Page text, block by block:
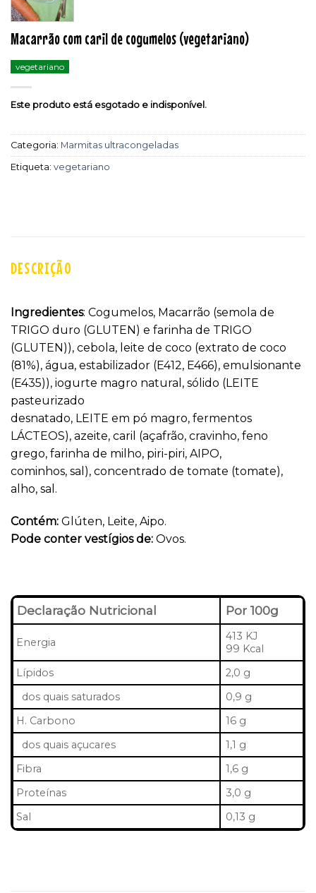
Macarrão com caril de cogumelos (vegetariano)
vegetariano
Este produto está esgotado e indisponível.
Categoria: Marmitas ultracongeladas
Etiqueta: vegetariano
DESCRIÇÃO
Ingredientes: Cogumelos, Macarrão (semola de
TRIGO duro (GLUTEN) e farinha de TRIGO
(GLUTEN)), cebola, leite de coco (extrato de coco
(81%), água, estabilizador (E412, E466), emulsionante
(E435)), iogurte magro natural, sólido (LEITE
pasteurizado
desnatado, LEITE em pó magro, fermentos
LÁCTEOS), azeite, caril (açafrão, cravinho, feno
grego, farinha de milho, piri-piri, AIPO,
cominhos, sal), concentrado de tomate (tomate),
alho, sal.
Contém: Glúten, Leite, Aipo.
Pode conter vestígios de: Ovos.
Declaração Nutricional Por 100g
Energia
413 KJ
99 Kcal
Lípidos
2,0 g
dos quais saturados
0,9 g
H. Carbono
16 g
dos quais açucares
1,1 g
Fibra
1,6 g
Proteínas
3,0 g
Sal
0,13 g